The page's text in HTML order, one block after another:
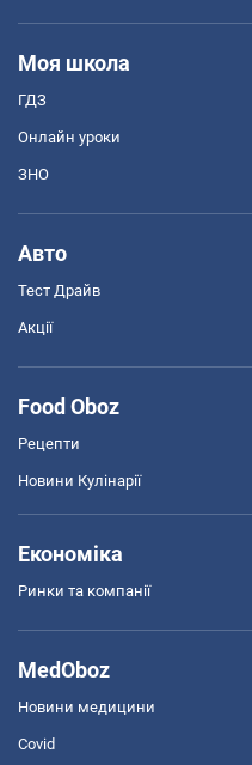
Моя школа
ГДЗ
Онлайн уроки
ЗНО
Авто
Тест Драйв
Акції
Food Oboz
Рецепти
Новини Кулінарії
Економіка
Ринки та компанії
MedOboz
Новини медицини
Covid